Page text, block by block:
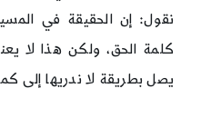
نقول: إن الحقيقة في
كلمة الحق، ولكن هذا لا
يصل بطريقة لا ندريها إلى